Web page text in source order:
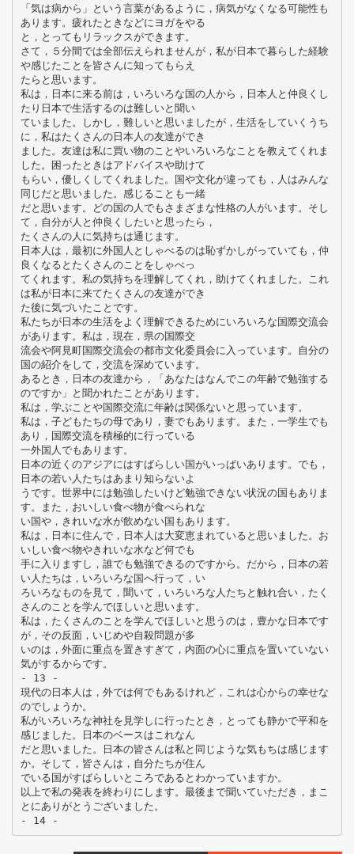
「気は病から」という言葉があるように，病気がなくなる可能性も
あります。疲れたときなどにヨガをやる
と，とってもリラックスができます。
さて，５分間では全部伝えられませんが，私が日本で暮らした経験
や感じたことを皆さんに知ってもらえ
たらと思います。
私は，日本に来る前は，いろいろな国の人から，日本人と仲良くし
たり日本で生活するのは難しいと聞い
ていました。しかし，難しいと思いましたが，生活をしていくうち
に，私はたくさんの日本人の友達ができ
ました。友達は私に買い物のことやいろいろなことを教えてくれま
した。困ったときはアドバイスや助けて
もらい，優しくしてくれました。国や文化が違っても，人はみんな
同じだと思いました。感じることも一緒
だと思います。どの国の人でもさまざまな性格の人がいます。そし
て，自分が人と仲良くしたいと思ったら，
たくさんの人に気持ちは通じます。
日本人は，最初に外国人としゃべるのは恥ずかしがっていても，仲
良くなるとたくさんのことをしゃべっ
てくれます。私の気持ちを理解してくれ，助けてくれました。これ
は私が日本に来てたくさんの友達ができ
た後に気づいたことです。
私たちが日本の生活をよく理解できるためにいろいろな国際交流会
があります。私は，現在，県の国際交
流会や阿見町国際交流会の都市文化委員会に入っています。自分の
国の紹介をして，交流を深めています。
あるとき，日本の友達から，「あなたはなんでこの年齢で勉強する
のですか」と聞かれたことがあります。
私は，学ぶことや国際交流に年齢は関係ないと思っています。
私は，子どもたちの母であり，妻でもあります。また，一学生でも
あり，国際交流を積極的に行っている
一外国人でもあります。
日本の近くのアジアにはすばらしい国がいっぱいあります。でも，
日本の若い人たちはあまり知らないよ
うです。世界中には勉強したいけど勉強できない状況の国もありま
す。また，おいしい食べ物が食べられな
い国や，きれいな水が飲めない国もあります。
私は，日本に住んで，日本人は大変恵まれていると思いました。お
いしい食べ物やきれいな水など何でも
手に入りますし，誰でも勉強できるのですから。だから，日本の若
い人たちは，いろいろな国へ行って，い
ろいろなものを見て，聞いて，いろいろな人たちと触れ合い，たく
さんのことを学んでほしいと思います。
私は，たくさんのことを学んでほしいと思うのは，豊かな日本です
が，その反面，いじめや自殺問題が多
いのは，外面に重点を置きすぎて，内面の心に重点を置いていない
気がするからです。
‑ 13 ‑
現代の日本人は，外では何でもあるけれど，これは心からの幸せな
のでしょうか。
私がいろいろな神社を見学しに行ったとき，とっても静かで平和を
感じました。日本のベースはこれなん
だと思いました。日本の皆さんは私と同じような気もちは感じます
か。そして，皆さんは，自分たちが住ん
でいる国がすばらしいところであるとわかっていますか。
以上で私の発表を終わりにします。最後まで聞いていただき，まこ
とにありがとうございました。